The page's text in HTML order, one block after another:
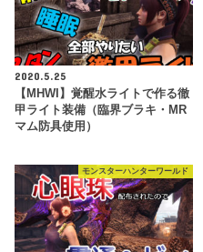
2020.5.25
【MHWI】覚醒水ライトで作る徹
甲ライト装備（臨界ブラキ・MR
マム防具使用）
モンスターハンターワールド